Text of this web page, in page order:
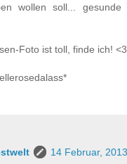
wollen soll...
Foto ist toll, finde ich! <3
14 Februar, 2013